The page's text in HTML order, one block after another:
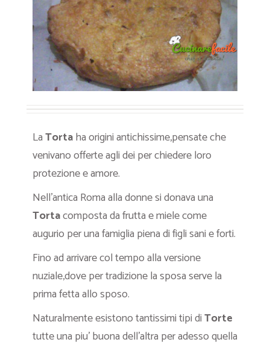
LaTortaha origini antichissime,pensate che
venivano offerte agli dei per chiedere loro
protezione e amore.
Nell’antica Roma alla donne si donava una
Tortacomposta da frutta e miele come
augurio per una famiglia piena di figli sani e forti.
Fino ad arrivare col tempo alla versione
nuziale,dove per tradizione la sposa serve la
prima fetta allo sposo.
Naturalmente esistono tantissimi tipi diTorte
tutte una piu’ buona dell’altra per adesso quella